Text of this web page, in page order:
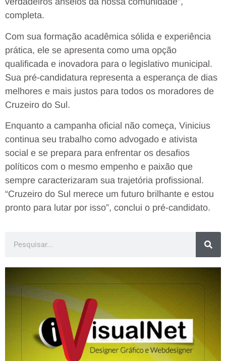
completa.
Com sua formação acadêmica sólida e experiência
prática, ele se apresenta como uma opção
qualificada e inovadora para o legislativo municipal.
Sua pré-candidatura representa a esperança de dias
melhores e mais justos para todos os moradores de
Cruzeiro do Sul.
Enquanto a campanha oficial não começa, Vinicius
continua seu trabalho como advogado e ativista
social e se prepara para enfrentar os desafios
políticos com o mesmo empenho e paixão que
sempre caracterizaram sua trajetória profissional.
“Cruzeiro do Sul merece um futuro brilhante e estou
pronto para lutar por isso”, conclui o pré-candidato.